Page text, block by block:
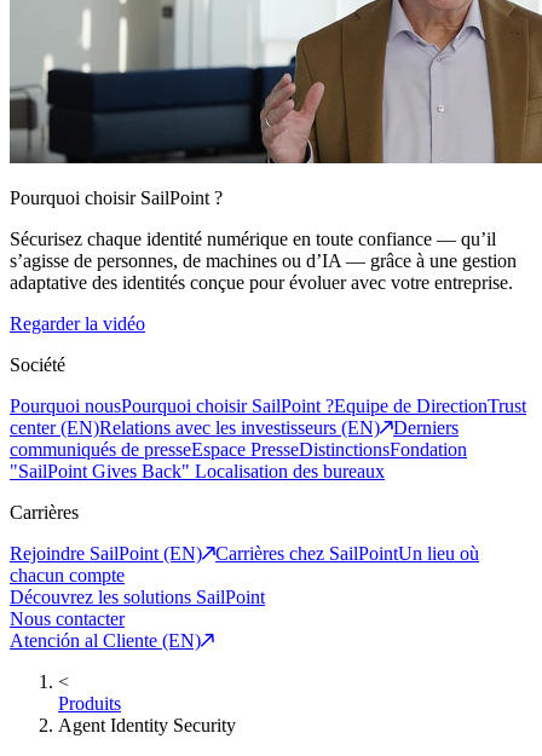
Pourquoi choisir SailPoint ?
Sécurisez chaque identité numérique en toute confiance — qu’il
s’agisse de personnes, de machines ou d’IA — grâce à une gestion
adaptative des identités conçue pour évoluer avec votre entreprise.
Regarder la vidéo
Société
Pourquoi nousPourquoi choisir SailPoint ?Equipe de DirectionTrust
center (EN)Relations avec les investisseurs (EN)
Derniers
communiqués de presseEspace PresseDistinctionsFondation
"SailPoint Gives Back" Localisation des bureaux
Carrières
Rejoindre SailPoint (EN)
Carrières chez SailPointUn lieu où
chacun compte
Découvrez les solutions SailPoint
Nous contacter
Atención al Cliente (EN)
<
Produits
Agent Identity Security